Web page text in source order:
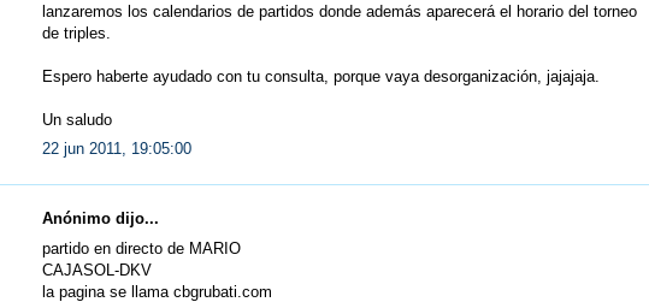
lanzaremos los calendarios de partidos donde además aparecerá el horario del torneo
de triples.
Espero haberte ayudado con tu consulta, porque vaya desorganización, jajajaja.
Un saludo
22 jun 2011, 19:05:00
Anónimo dijo...
partido en directo de MARIO
CAJASOL-DKV
la pagina se llama cbgrubati.com